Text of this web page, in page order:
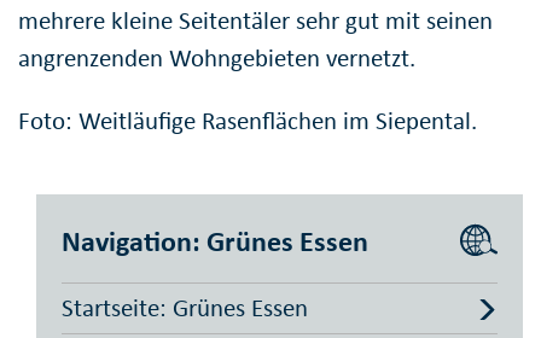
mehrere kleine Seitentäler sehr gut mit seinen
angrenzenden Wohngebieten vernetzt.
Foto: Weitläufige Rasenflächen im Siepental.
Navigation: Grünes Essen
Startseite: Grünes Essen